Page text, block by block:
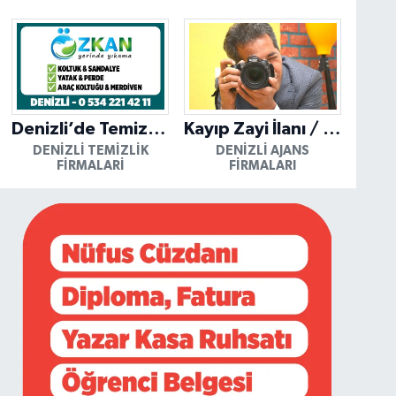
Denizli’de Temizliğin Güvenilir Adresi: Özkan Yerinde Yıkama
DENIZLI TEMIZLIK
FIRMALARI
Kayıp Zayi İlanı / Mutlu Ajans / Denizli
DENIZLI AJANS
FIRMALARI